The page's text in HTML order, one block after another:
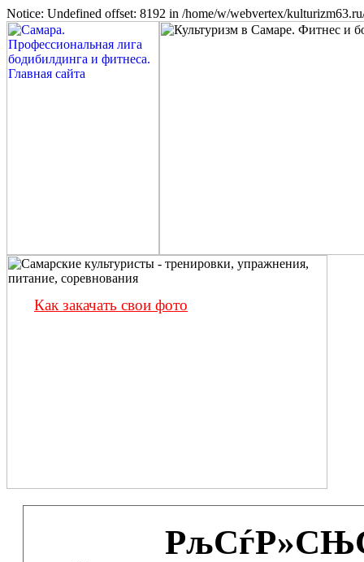
Notice: Undefined offset: 8192 in /home/w/webvertex/
Как закачать свои фото